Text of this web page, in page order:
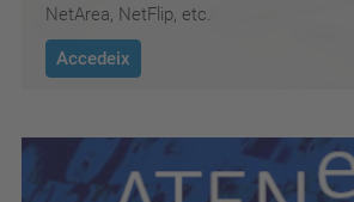
NetArea, NetFlip, etc.
Accedeix